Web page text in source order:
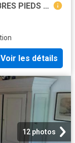
LOCATION SAISONNIERE LES ISSAMBRES PIEDS DANS L'EAU
Voir les détails
12 photos